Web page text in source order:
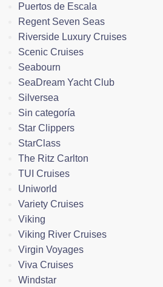
Puertos de Escala
Regent Seven Seas
Riverside Luxury Cruises
Scenic Cruises
Seabourn
SeaDream Yacht Club
Silversea
Sin categoría
Star Clippers
StarClass
The Ritz Carlton
TUI Cruises
Uniworld
Variety Cruises
Viking
Viking River Cruises
Virgin Voyages
Viva Cruises
Windstar